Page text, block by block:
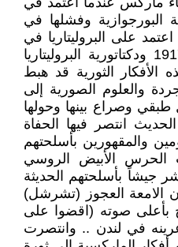
الطبقة البورجوازية وفشلها في
وكان لينين اعتمد على البروليتاريا في
ثورة اكتوبر العظمى عام/ 1917 ودكتاتورية البروليتاريا
الأفكار الثورية قد هبط
والعلوم الصورية إلى
وصراع بينها وحولها
انتصر فيها الحفاة
والمقهورين بأسلحتهم
الحرس الأبيض الروسي
جيشاً بأسلحتهم الحديثة
الامعة العجوز (تشرشل)
بأعلى صوته (اقضوا على
في لندن .. وانتصرت